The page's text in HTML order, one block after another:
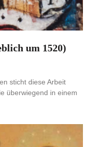
um 1520)
sticht diese Arbeit
überwiegend in einem